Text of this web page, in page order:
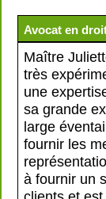
Avocat en
Maître
très
une
sa grande
large
fournir les
à fournir un